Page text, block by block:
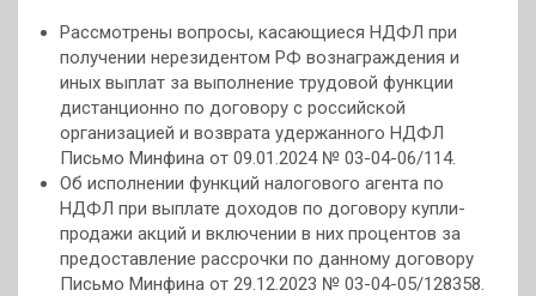
Рассмотрены вопросы, касающиеся НДФЛ при
получении нерезидентом РФ вознаграждения и
иных выплат за выполнение трудовой функции
дистанционно по договору с российской
организацией и возврата удержанного НДФЛ
Письмо Минфина от 09.01.2024 № 03-04-06/114.
Об исполнении функций налогового агента по
НДФЛ при выплате доходов по договору купли-
продажи акций и включении в них процентов за
предоставление рассрочки по данному договору
Письмо Минфина от 29.12.2023 № 03-04-05/128358.